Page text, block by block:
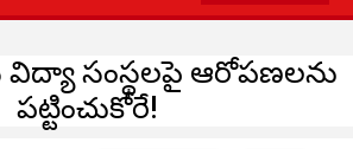
సంస్థలపై ఆరోపణలను
పట్టించుకోరే!